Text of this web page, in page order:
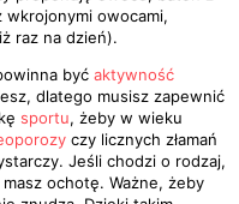
wkrojonymi owocami,
raz na dzień).
być aktywność
dlatego musisz zapewnić
sportu, żeby w wieku
czy licznych złamań
Jeśli chodzi o rodzaj,
ochotę. Ważne, żeby